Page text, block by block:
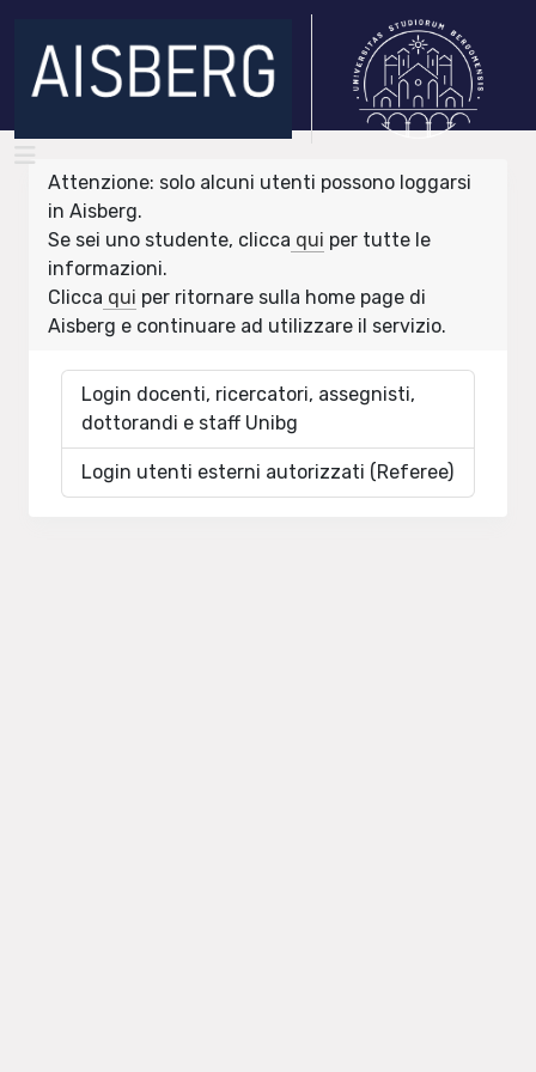
Attenzione: solo alcuni utenti possono loggarsi
in Aisberg.
Se sei uno studente, clicca qui per tutte le
informazioni.
Clicca qui per ritornare sulla home page di
Aisberg e continuare ad utilizzare il servizio.
Login docenti, ricercatori, assegnisti,
dottorandi e staff Unibg
Login utenti esterni autorizzati (Referee)